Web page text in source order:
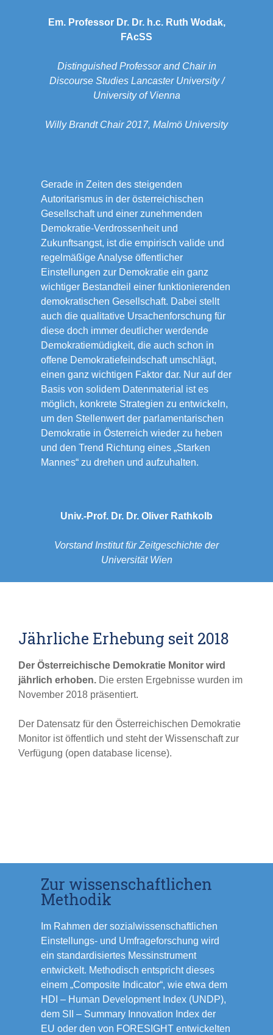
Em. Professor Dr. Dr. h.c. Ruth Wodak,
FAcSS
Distinguished Professor and Chair in
Discourse Studies Lancaster University /
University of Vienna
Willy Brandt Chair 2017, Malmö University
Gerade in Zeiten des steigenden
Autoritarismus in der österreichischen
Gesellschaft und einer zunehmenden
Demokratie-Verdrossenheit und
Zukunftsangst, ist die empirisch valide und
regelmäßige Analyse öffentlicher
Einstellungen zur Demokratie ein ganz
wichtiger Bestandteil einer funktionierenden
demokratischen Gesellschaft. Dabei stellt
auch die qualitative Ursachenforschung für
diese doch immer deutlicher werdende
Demokratiemüdigkeit, die auch schon in
offene Demokratiefeindschaft umschlägt,
einen ganz wichtigen Faktor dar. Nur auf der
Basis von solidem Datenmaterial ist es
möglich, konkrete Strategien zu entwickeln,
um den Stellenwert der parlamentarischen
Demokratie in Österreich wieder zu heben
und den Trend Richtung eines „Starken
Mannes“ zu drehen und aufzuhalten.
Univ.-Prof. Dr. Dr. Oliver Rathkolb
Vorstand Institut für Zeitgeschichte der
Universität Wien
Jährliche Erhebung seit 2018
Der Österreichische Demokratie Monitor wird
jährlich erhoben. Die ersten Ergebnisse wurden im
November 2018 präsentiert.
Der Datensatz für den Österreichischen Demokratie
Monitor ist öffentlich und steht der Wissenschaft zur
Verfügung (open database license).
Zur wissenschaftlichen
Methodik
Im Rahmen der sozialwissenschaftlichen
Einstellungs- und Umfrageforschung wird
ein standardisiertes Messinstrument
entwickelt. Methodisch entspricht dieses
einem „Composite Indicator“, wie etwa dem
HDI – Human Development Index (UNDP),
dem SII – Summary Innovation Index der
EU oder den von FORESIGHT entwickelten